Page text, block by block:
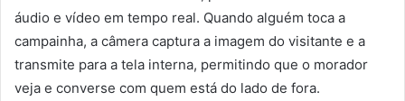
áudio e vídeo em tempo real. Quando alguém toca a
campainha, a câmera captura a imagem do visitante e a
transmite para a tela interna, permitindo que o morador
veja e converse com quem está do lado de fora.